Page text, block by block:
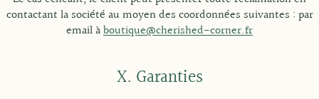
contactant la société au moyen des coordonnées suivantes : par
email àboutique@cherished-corner.fr
X. Garanties